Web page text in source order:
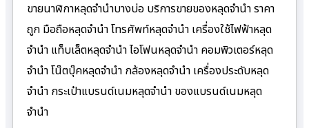
ขายนาฬิกาหลุดจำนำบางบ่อ บริการขายของหลุดจำนำ ราคา
ถูก มือถือหลุดจำนำ โทรศัพท์หลุดจำนำ เครื่องใช้ไฟฟ้าหลุด
จำนำ แท็บเล็ตหลุดจำนำ ไอโฟนหลุดจำนำ คอมพิวเตอร์หลุด
จำนำ โน๊ตบุ๊คหลุดจำนำ กล้องหลุดจำนำ เครื่องประดับหลุด
จำนำ กระเป๋าแบรนด์เนมหลุดจำนำ ของแบรนด์เนมหลุด
จำนำ